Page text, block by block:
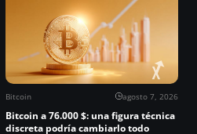
Bitcoin agosto 7, 2026
Bitcoin a 76.000 $: una figura técnica
discreta podría cambiarlo todo